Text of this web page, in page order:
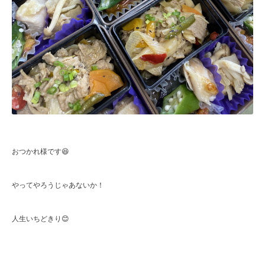
おつかれ様です😆
やってやろうじゃあないか！
人生いちどきり😊